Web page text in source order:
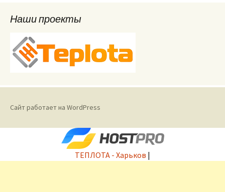
Наши проекты
Сайт работает на WordPress
ТЕПЛОТА - Харьков |